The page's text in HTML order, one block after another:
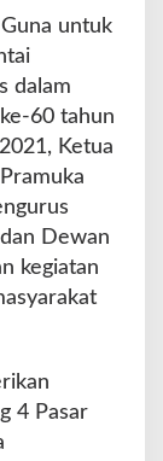
Guna untuk
dalam
60 tahun
Ketua
Dewan
kegiatan
4 Pasar